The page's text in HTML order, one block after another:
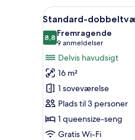
byudsigt
Indlæs
alle
billeder
af
Standard-
dobbeltværelse
-
delvis
havudsigt
9
Standard-
8,88,8 ud af 10
Fremragende
9 anmeldelser
(9
anmeldelser)
Delvis havudsigt
16 m²
1 soveværelse
Plads til 3 personer
1 queensize-seng
Gratis Wi-Fi